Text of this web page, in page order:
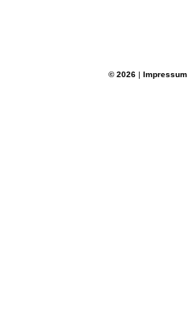
© 2026 | Impressum